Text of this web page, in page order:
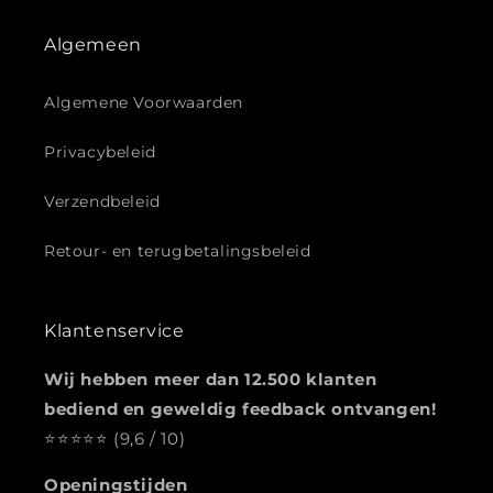
Algemeen
Algemene Voorwaarden
Privacybeleid
Verzendbeleid
Retour- en terugbetalingsbeleid
Klantenservice
Wij hebben meer dan 12.500 klanten
bediend en geweldig feedback ontvangen!
⭐️️️️️️️️️️️️️️️⭐️⭐️⭐️⭐️ (9,6 / 10)
Openingstijden